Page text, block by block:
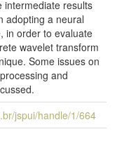
intermediate results
adopting a neural
in order to evaluate
wavelet transform
Some issues on
and
jspui/handle/1/664